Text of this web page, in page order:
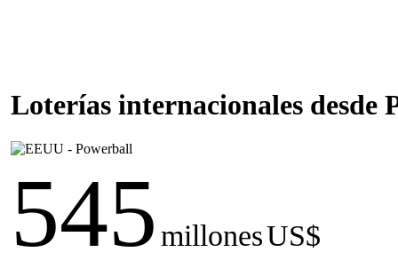
Loterías internacionales desde
545 millonesUS$